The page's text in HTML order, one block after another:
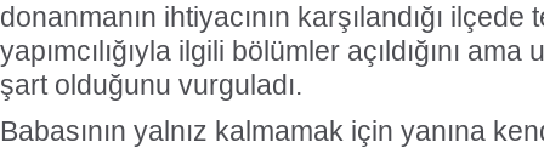
donanmanın ihtiyacının karşılandığı ilçede
yapımcılığıyla ilgili bölümler açıldığını
şart olduğunu vurguladı.
Babasının yalnız kalmamak için yanına